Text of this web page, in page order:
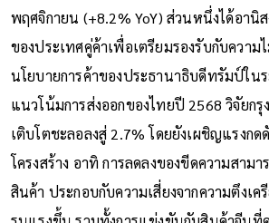
พฤศจิกายน (+8.2% YoY) ส่วนหนึ่งได้อานิส
ของประเทศคู่ค้าเพื่อเตรียมรองรับกับควา
นโยบายการค้าของประธานาธิบดีทรัมป์ใน
แนวโน้มการส่งออกของไทยปี 2568 วิจัยกรุ
เติบโตชะลอลงสู่ 2.7% โดยยังเผชิญแรงก
โครงสร้าง อาทิ การลดลงของขีดความสาม
สินค้า ประกอบกับความเสี่ยงจากความตึงเค